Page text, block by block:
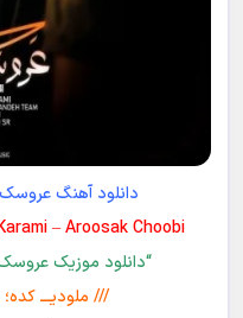
دانلود آهنگ
– Aroosak Choobi
“دانلود موزیک
/// ملودیـــ